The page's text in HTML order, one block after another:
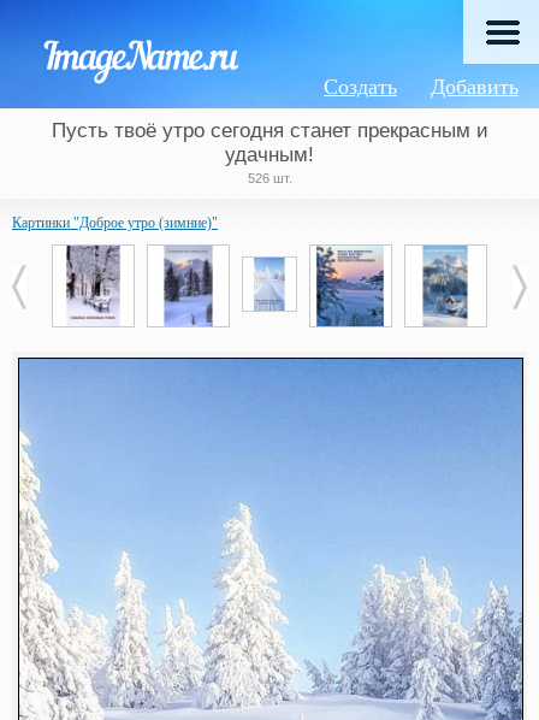
Добавить
Создать
Пусть твоё утро сегодня станет прекрасным и
удачным!
526 шт.
Картинки "Доброе утро (зимние)"